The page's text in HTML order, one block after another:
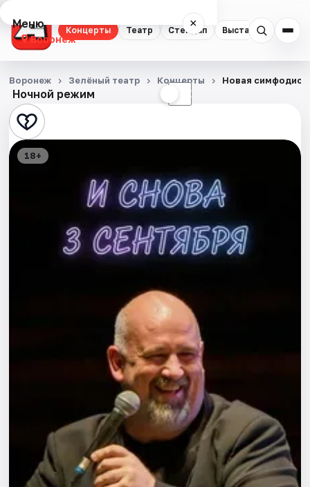
Концерты Театр Стендап Выставки
Меню ×
Воронеж
Концерты
Театр
Стендап
Экскурсии
Рейтинги
Ночной режим ☾
Воронеж Зелёный театр Концерты Новая
18+